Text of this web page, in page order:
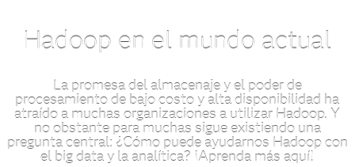
Hadoop en el mundo actual
La promesa del almacenaje y el poder de
procesamiento de bajo costo y alta disponibilidad ha
atraído a muchas organizaciones a utilizar Hadoop. Y
no obstante para muchas sigue existiendo una
pregunta central: ¿Cómo puede ayudarnos Hadoop con
el big data y la analítica? ¡Aprenda más aquí!